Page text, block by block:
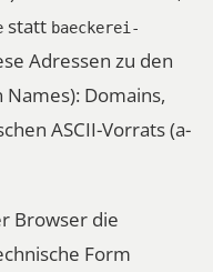
statt baeckerei-
Adressen zu den
Domains,
ASCII-Vorrats (a-
Browser die
Form